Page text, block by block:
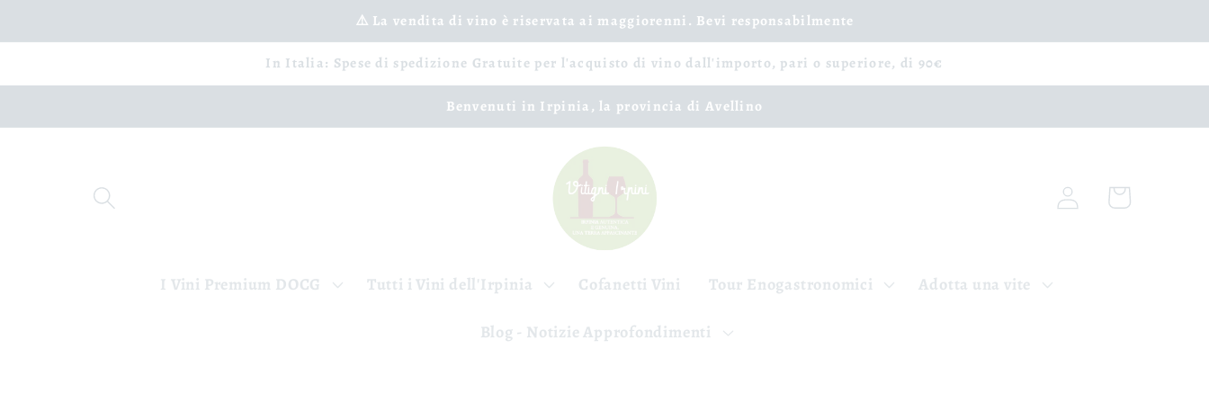
al contenido
⚠️ La vendita di vino è riservata ai maggiorenni. Bevi responsabilmente
In Italia: Spese di spedizione Gratuite per l'acquisto di vino dall'importo, pari o superiore, di 90€
Benvenuti in Irpinia, la provincia di Avellino
I Vini Premium DOCG Tutti i Vini dell'Irpinia Cofanetti Vini Tour Enogastronomici Adotta una vite
Blog - Notizie Approfondimenti
Iniciar
sesión
Carrito